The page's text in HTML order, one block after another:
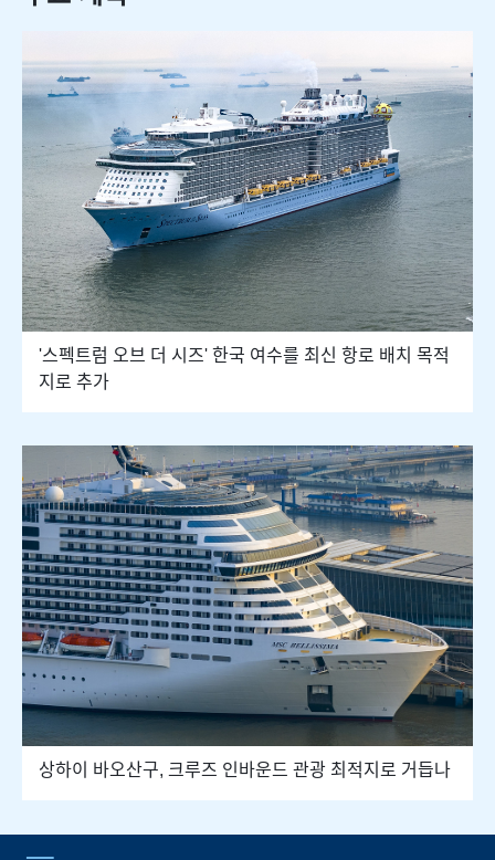
'스펙트럼 오브 더 시즈' 한국 여수를 최신 항로 배치 목적
지로 추가
상하이 바오산구, 크루즈 인바운드 관광 최적지로 거듭나